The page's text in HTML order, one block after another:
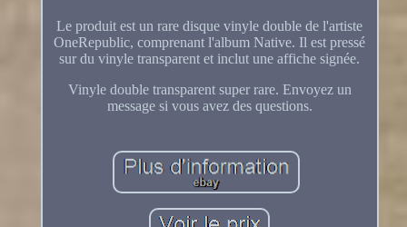
Le produit est un rare disque vinyle double de l'artiste
OneRepublic, comprenant l'album Native. Il est pressé
sur du vinyle transparent et inclut une affiche signée.
Vinyle double transparent super rare. Envoyez un
message si vous avez des questions.